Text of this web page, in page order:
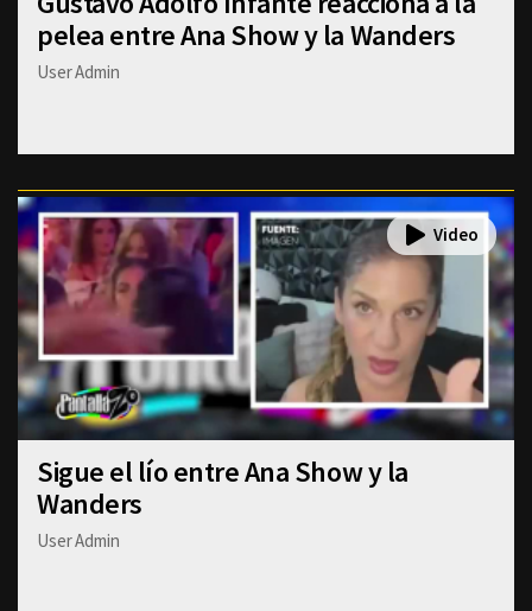
pelea entre Ana Show y la Wanders
User Admin
Sigue el lío entre Ana Show y la
Wanders
User Admin